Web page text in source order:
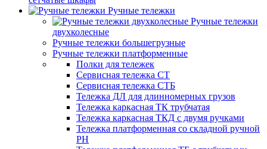
Ручные тележки
Ручные тележки
двухколесные
Ручные тележки большегрузные
Ручные тележки платформенные
Полки для тележек
Сервисная тележка СТ
Сервисная тележка СТБ
Тележка ДЛ для длинномерных грузов
Тележка каркасная ТК трубчатая
Тележка каркасная ТКД с двумя ручками
Тележка платформенная со складной ручной
PH